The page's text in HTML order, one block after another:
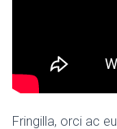
Fringilla, orci ac